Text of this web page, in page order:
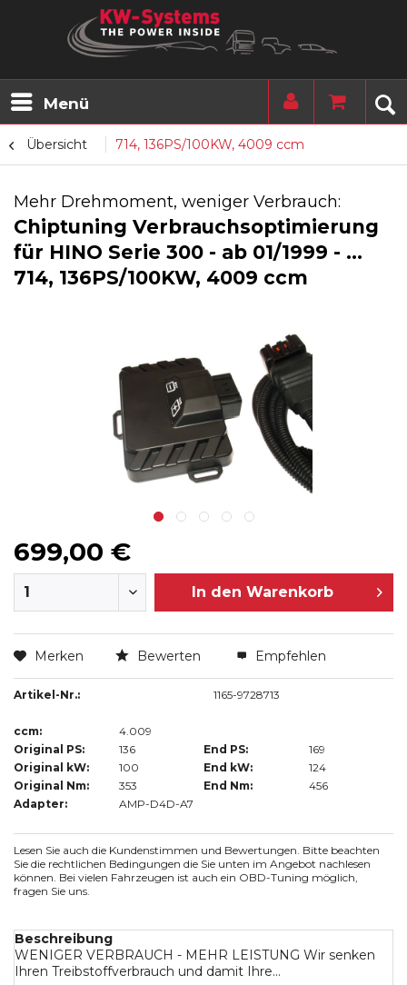
Menü
Übersicht 714, 136PS/100KW, 4009 ccm
Mehr Drehmoment, weniger Verbrauch:
Chiptuning Verbrauchsoptimierung
für HINO Serie 300 - ab 01/1999 - ...
714, 136PS/100KW, 4009 ccm
699,00 €
In den Warenkorb
Merken Bewerten Empfehlen
Artikel-Nr.: 1165-9728713
ccm:
4.009
Original PS:
136 End PS:
169
Original kW:
100 End kW:
124
Original Nm:
353 End Nm:
456
Adapter:
AMP-D4D-A7
Lesen Sie auch die Kundenstimmen und Bewertungen. Bitte beachten
Sie die rechtlichen Bedingungen die Sie unten im Angebot nachlesen
können. Bei vielen Fahrzeugen ist auch ein OBD-Tuning möglich,
fragen Sie uns.
Beschreibung
WENIGER VERBRAUCH - MEHR LEISTUNG Wir senken
Ihren Treibstoffverbrauch und damit Ihre...